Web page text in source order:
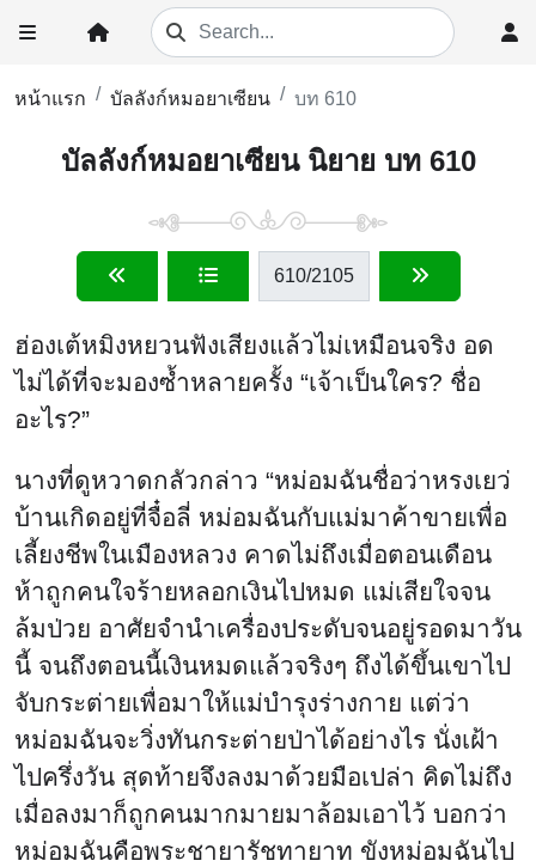
หน้าแรก บัลลังก์หมอยาเซียน บท 610
บัลลังก์หมอยาเซียน นิยาย บท 610
610/2105
ฮ่องเต้หมิงหยวนฟังเสียงแล้วไม่เหมือนจริง อด
ไม่ได้ที่จะมองซ้ำหลายครั้ง “เจ้าเป็นใคร? ชื่อ
อะไร?”
นางที่ดูหวาดกลัวกล่าว “หม่อมฉันชื่อว่าหรงเยว่
บ้านเกิดอยู่ที่จื๋อลี่ หม่อมฉันกับแม่มาค้าขายเพื่อ
เลี้ยงชีพในเมืองหลวง คาดไม่ถึงเมื่อตอนเดือน
ห้าถูกคนใจร้ายหลอกเงินไปหมด แม่เสียใจจน
ล้มป่วย อาศัยจำนำเครื่องประดับจนอยู่รอดมาวัน
นี้ จนถึงตอนนี้เงินหมดแล้วจริงๆ ถึงได้ขึ้นเขาไป
จับกระต่ายเพื่อมาให้แม่บำรุงร่างกาย แต่ว่า
หม่อมฉันจะวิ่งทันกระต่ายป่าได้อย่างไร นั่งเฝ้า
ไปครึ่งวัน สุดท้ายจึงลงมาด้วยมือเปล่า คิดไม่ถึง
เมื่อลงมาก็ถูกคนมากมายมาล้อมเอาไว้ บอกว่า
หม่อมฉันคือพระชายารัชทายาท ขังหม่อมฉันไป